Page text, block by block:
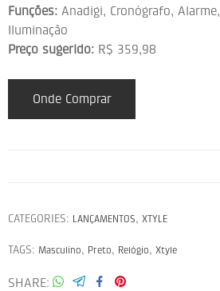
Funções: Anadigi, Cronógrafo,
Iluminação
Preço sugerido: R$ 359,98
Onde Comprar
CATEGORIES: LANÇAMENTOS, XTYLE
TAGS: Masculino, Preto, Relógio, Xtyle
SHARE